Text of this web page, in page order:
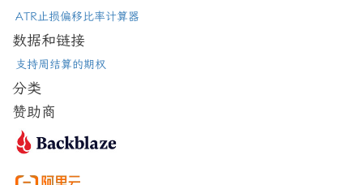
ATR止损偏移比率计算器
数据和链接
支持周结算的期权
分类
赞助商